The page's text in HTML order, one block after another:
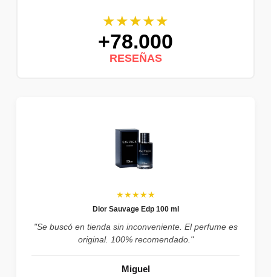
★★★★★
+78.000
RESEÑAS
★★★★★
Dior Sauvage Edp 100 ml
"Se buscó en tienda sin inconveniente. El perfume es
original. 100% recomendado."
Miguel